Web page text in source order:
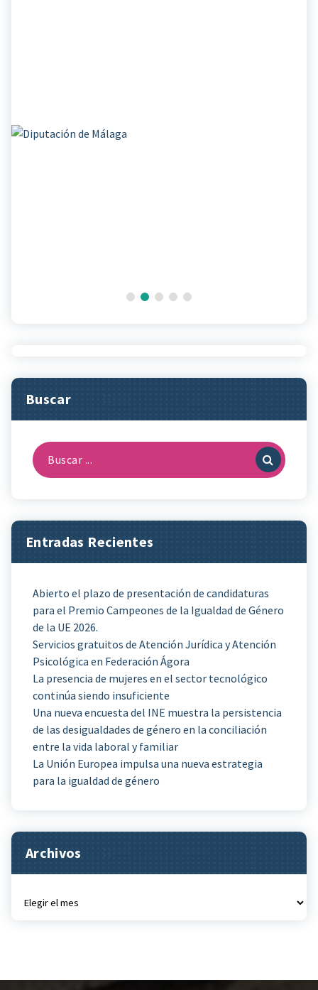
Buscar
Buscar:
Entradas Recientes
Abierto el plazo de presentación de candidaturas
para el Premio Campeones de la Igualdad de Género
de la UE 2026.
Servicios gratuitos de Atención Jurídica y Atención
Psicológica en Federación Ágora
La presencia de mujeres en el sector tecnológico
continúa siendo insuficiente
Una nueva encuesta del INE muestra la persistencia
de las desigualdades de género en la conciliación
entre la vida laboral y familiar
La Unión Europea impulsa una nueva estrategia
para la igualdad de género
Archivos